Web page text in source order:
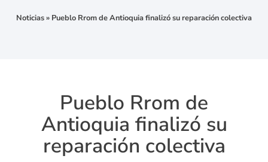
Noticias» Pueblo Rrom de Antioquia finalizó su reparación colectiva
Pueblo Rrom de
Antioquia finalizó su
reparación colectiva